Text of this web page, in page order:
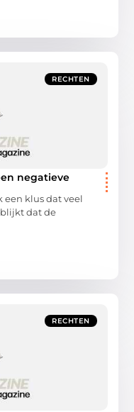
RECHTEN
negatieve
een klus dat veel
dat de
RECHTEN